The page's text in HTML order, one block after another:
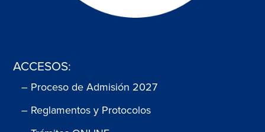
ACCESOS:
– Proceso de Admisión 2027
– Reglamentos y Protocolos